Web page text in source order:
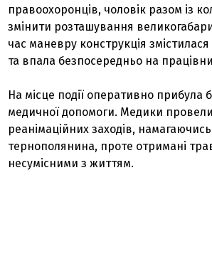
правоохоронців, чоловік разом із
змінити розташування
час маневру конструкція
та впала безпосередньо на
На місце події оперативно прибула
медичної допомоги. Медики
реанімаційних заходів,
тернополянина, проте отримані
несумісними з життям.